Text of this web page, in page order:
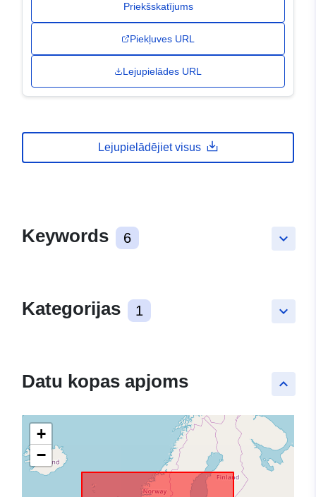
Priekšskatījums
Piekļuves URL
Lejupielādes URL
Lejupielādējiet visus
keyboard_arrow_down
Keywords 6
keyboard_arrow_down
Kategorijas 1
keyboard_arrow_up
Datu kopas apjoms
+
−